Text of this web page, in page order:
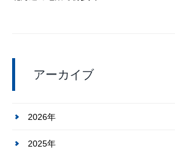
アーカイブ
2026年
2025年